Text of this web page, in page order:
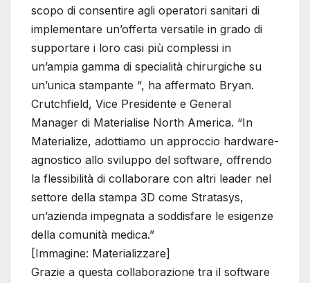
scopo di consentire agli operatori sanitari di
implementare un’offerta versatile in grado di
supportare i loro casi più complessi in
un’ampia gamma di specialità chirurgiche su
un’unica stampante “, ha affermato Bryan.
Crutchfield, Vice Presidente e General
Manager di Materialise North America. “In
Materialize, adottiamo un approccio hardware-
agnostico allo sviluppo del software, offrendo
la flessibilità di collaborare con altri leader nel
settore della stampa 3D come Stratasys,
un’azienda impegnata a soddisfare le esigenze
della comunità medica.”
[Immagine: Materializzare]
Grazie a questa collaborazione tra il software